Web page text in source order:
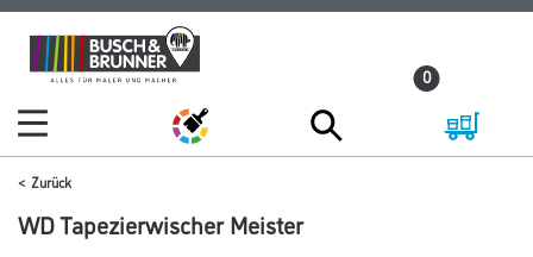
Zum
Inhalt
Zum
Navigationsmenü
0
Zurück
WD Tapezierwischer Meister